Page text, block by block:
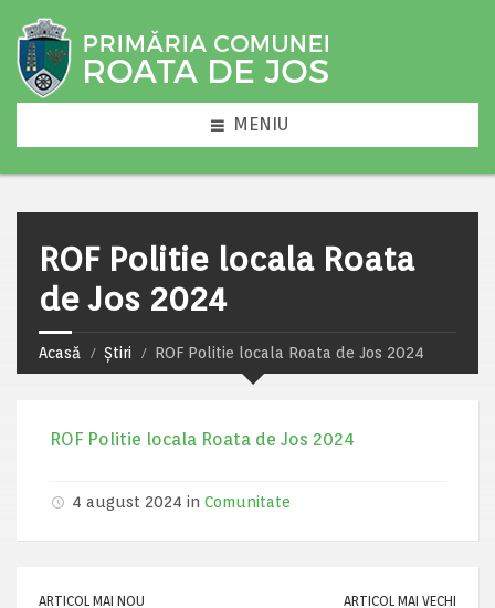
MENIU
ROF Politie locala Roata
de Jos 2024
Acasă Știri ROF Politie locala Roata de Jos 2024
ROF Politie locala Roata de Jos 2024
4 august 2024 in Comunitate
ARTICOL MAI NOU ARTICOL MAI VECHI